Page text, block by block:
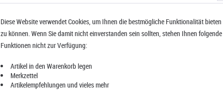
Diese Website verwendet Cookies, um Ihnen die bestmögliche Funktionalität bieten
zu können. Wenn Sie damit nicht einverstanden sein sollten, stehen Ihnen folgende
Funktionen nicht zur Verfügung:
Artikel in den Warenkorb legen
Merkzettel
Artikelempfehlungen und vieles mehr